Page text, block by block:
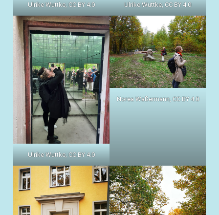
Ulrike Wuttke, CC BY 4.0 Ulrike Wuttke, CC BY 4.0
Ulrike Wuttke, CC BY 4.0
Norea Waßermann, CC BY 4.0